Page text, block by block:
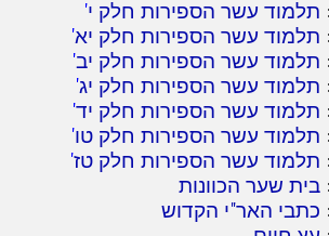
תלמוד עשר הספירות חלק י'
תלמוד עשר הספירות חלק יא'
תלמוד עשר הספירות חלק יב'
תלמוד עשר הספירות חלק יג'
תלמוד עשר הספירות חלק יד'
תלמוד עשר הספירות חלק טו'
תלמוד עשר הספירות חלק טז'
בית שער הכוונות
כתבי האר"י הקדוש